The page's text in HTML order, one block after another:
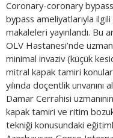
Coronary-coronary
bypass ameliyatlarıyla
makaleleri yayınlandı. Bu
OLV Hastanesi’nde
minimal invaziv (küçük
mitral kapak tamiri
yılında doçentlik
Damar Cerrahisi
kapak tamiri ve ritim
tekniği konusundaki